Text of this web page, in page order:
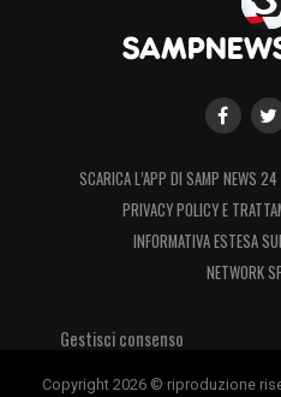
SCARICA L’APP DI SAMP NEWS 24
PRIVACY POLICY E
INFORMATIVA ESTESA
NETWORK
Gestisci consenso
Copyright 2026 © riproduzione